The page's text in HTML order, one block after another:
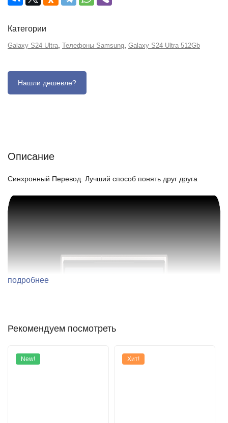
Категории
Galaxy S24 Ultra Телефоны Samsung Galaxy S24 Ultra 512Gb
Описание
Синхронный Перевод. Лучший способ понять друг друга
подробнее
Рекомендуем посмотреть
New! Хит!